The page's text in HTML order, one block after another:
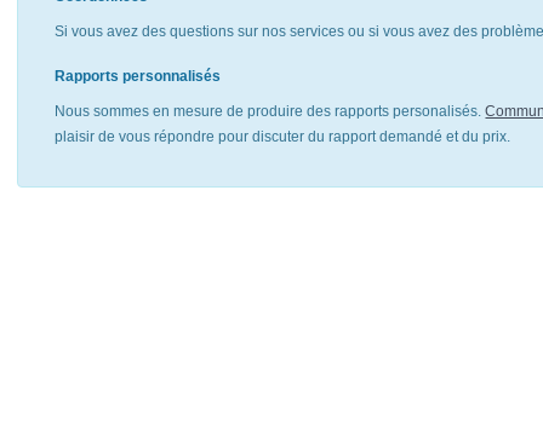
Si vous avez des questions sur nos services ou si vous avez des
Rapports personnalisés
Nous sommes en mesure de produire des rapports personalisés.
plaisir de vous répondre pour discuter du rapport demandé et du prix.